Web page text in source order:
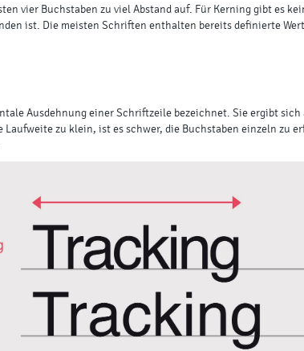
vier Buchstaben zu viel Abstand auf. Für Kerning gibt es
ist. Die meisten Schriften enthalten bereits definierte
Ausdehnung einer Schriftzeile bezeichnet. Sie ergibt
zu klein, ist es schwer, die Buchstaben einzeln zu